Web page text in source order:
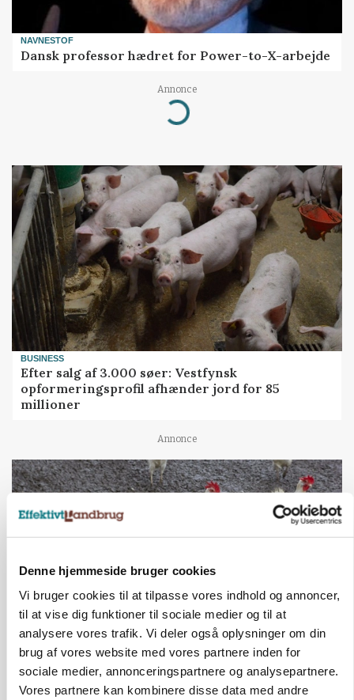
Denne hjemmeside bruger cookies
Vi bruger cookies til at tilpasse vores indhold og annoncer,
til at vise dig funktioner til sociale medier og til at
analysere vores trafik. Vi deler også oplysninger om din
brug af vores website med vores partnere inden for
sociale medier, annonceringspartnere og analysepartnere.
Vores partnere kan kombinere disse data med andre
NAVNESTOF
Dansk professor hædret for Power-to-X-arbejde
Annonce
Loading...
BUSINESS
Efter salg af 3.000 søer: Vestfynsk
opformeringsprofil afhænder jord for 85
millioner
Annonce
ØKOLOGI
Klimaberegning er ikke nok: Økologisk fjerkræ
skal vurderes bredere